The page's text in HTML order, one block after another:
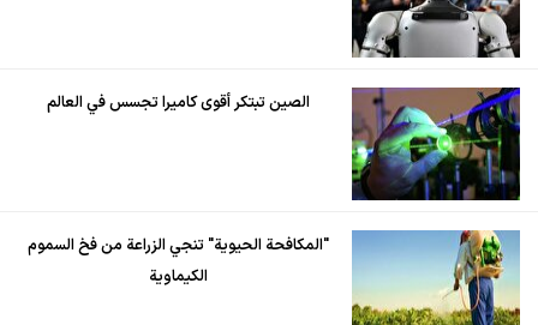
الصين تبتكر أقوى كاميرا تجسس في العالم
"المكافحة الحيوية" تنجي الزراعة من فخ السموم
الكيماوية